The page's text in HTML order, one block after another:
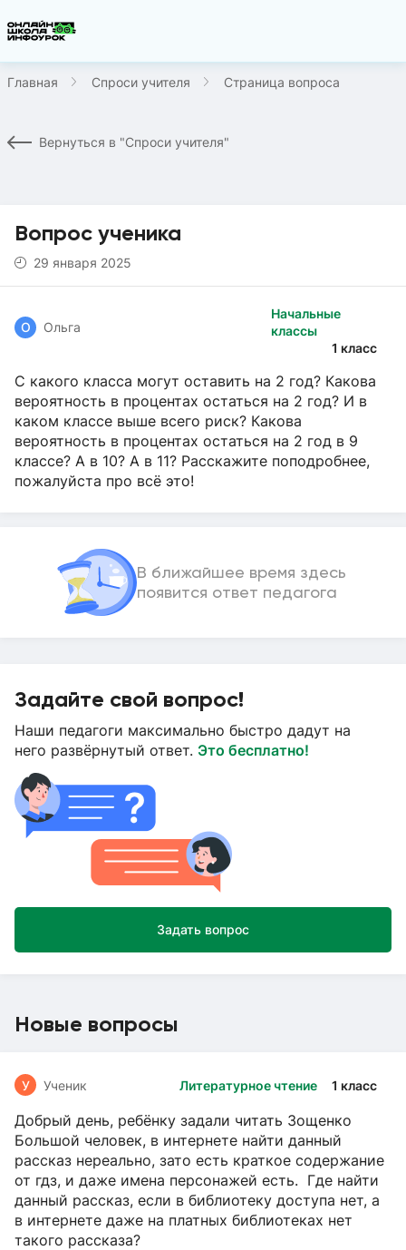
Главная Спроси учителя Страница вопроса
Вернуться в "Спроси учителя"
Вопрос ученика
29 января 2025
Начальные
классы
1 класс
О Ольга
С какого класса могут оставить на 2 год? Какова
вероятность в процентах остаться на 2 год? И в
каком классе выше всего риск? Какова
вероятность в процентах остаться на 2 год в 9
классе? А в 10? А в 11? Расскажите поподробнее,
пожалуйста про всё это!
В ближайшее время здесь
появится ответ педагога
Задайте свой вопрос!
Наши педагоги максимально быстро дадут на
него развёрнутый ответ. Это бесплатно!
Задать вопрос
Новые вопросы
Литературное чтение 1 класс
У Ученик
Добрый день, ребёнку задали читать Зощенко
Большой человек, в интернете найти данный
рассказ нереально, зато есть краткое содержание
от гдз, и даже имена персонажей есть. Где найти
данный рассказ, если в библиотеку доступа нет, а
в интернете даже на платных библиотеках нет
такого рассказа?